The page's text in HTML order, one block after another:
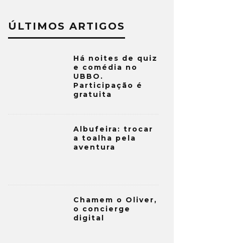
ÚLTIMOS ARTIGOS
Há noites de quiz
e comédia no
UBBO.
Participação é
gratuita
Albufeira: trocar
a toalha pela
aventura
Chamem o Oliver,
o concierge
digital